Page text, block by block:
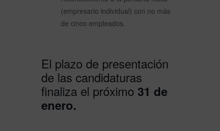
(empresario individual) con no más
de cinco empleados.
El plazo de presentación
de las candidaturas
finaliza el próximo 31 de
enero.